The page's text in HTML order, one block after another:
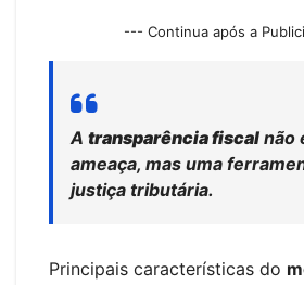
--- Continua após a
A transparência fiscal não
ameaça, mas uma
justiça tributária.
Principais características do